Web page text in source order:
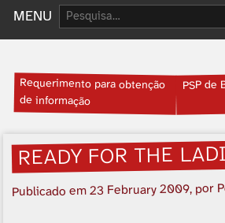
MENU Pesquisar:
Requerimento para obtenção
de informação
PSP de
READY FOR THE
Publicado em23 February 2009, por